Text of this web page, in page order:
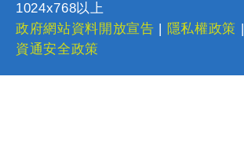
1024x768以上
政府網站資料開放宣告 | 隱私權政策
資通安全政策